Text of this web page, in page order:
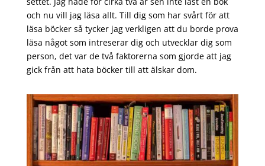
och nu vill jag läsa allt. Till dig som har svårt för att
läsa böcker så tycker jag verkligen att du borde prova
läsa något som intreserar dig och utvecklar dig som
person, det var de två faktorerna som gjorde att jag
gick från att hata böcker till att älskar dom.